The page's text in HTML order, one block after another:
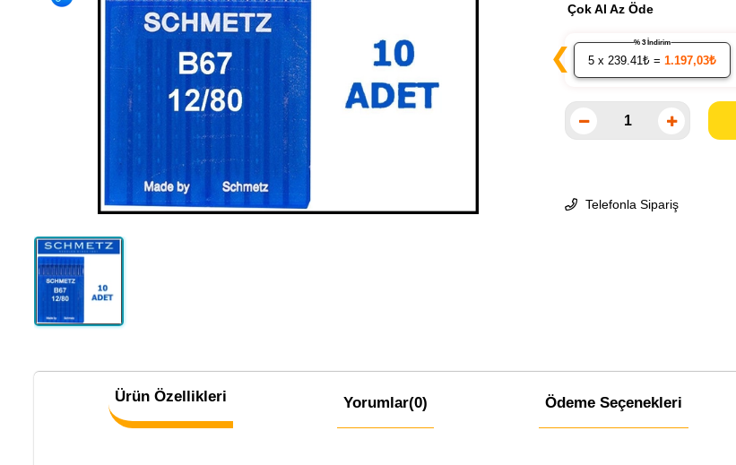
Çok Al Az Öde
❮ 5 x 239.41₺ = 1.197,03₺
% 3 İndirim
Telefonla Sipariş
Ürün Özellikleri Yorumlar(0) Ödeme Seçenekleri